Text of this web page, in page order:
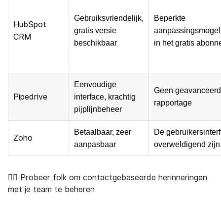
HubSpot
CRM
Gebruiksvriendelijk,
gratis versie
beschikbaar
Beperkte
in het gratis
Pipedrive
Eenvoudige
interface, krachtig
pijplijnbeheer
Geen
rapportage
Zoho
Betaalbaar, zeer
aanpasbaar
De
overweldigend zijn
👉🏼 Probeer folk om contactgebaseerde herinneringen
met je team te beheren